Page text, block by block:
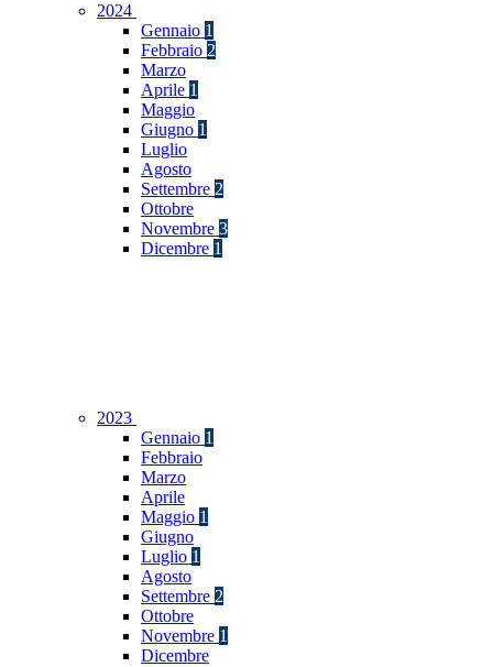
2024
Gennaio 1
Febbraio 2
Marzo
Aprile 1
Maggio
Giugno 1
Luglio
Agosto
Settembre 2
Ottobre
Novembre 3
Dicembre 1
2023
Gennaio 1
Febbraio
Marzo
Aprile
Maggio 1
Giugno
Luglio 1
Agosto
Settembre 2
Ottobre
Novembre 1
Dicembre